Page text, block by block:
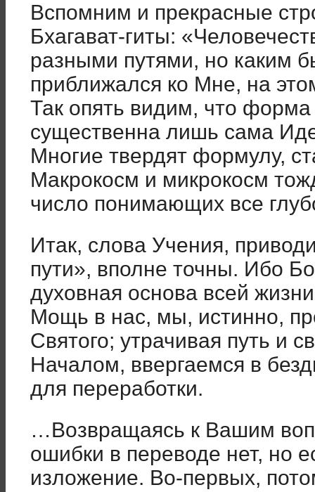
Вспомним и прекрасные
Бхагават-гиты:
разными путями, но каким
приближался ко Мне, на
Так опять видим, что
существенна лишь сама
Многие твердят формулу,
Макрокосм и микрокосм
число понимающих все
Итак, слова Учения,
пути», вполне точны. Ибо
духовная основа всей
Мощь в нас, мы, истинно,
Святого; утрачивая путь и
Началом, ввергаемся в
для переработки.
…Возвращаясь к Вашим
ошибки в переводе нет, но
изложение. Во-первых,